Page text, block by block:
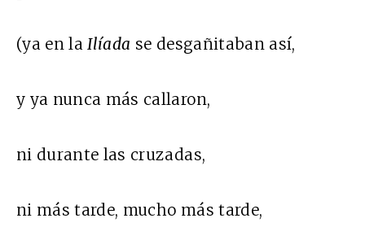
(ya en laIlíada se desgañitaban así,
y ya nunca más callaron,
ni durante las cruzadas,
ni más tarde, mucho más tarde,